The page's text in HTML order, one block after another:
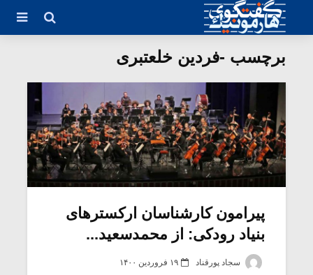
برچسب -فردین خلعتبری
پیرامون کارشناسان ارکسترهای
بنیاد رودکی: از محمدسعید...
سجاد پورقناد ۱۹ فروردین ۱۴۰۰